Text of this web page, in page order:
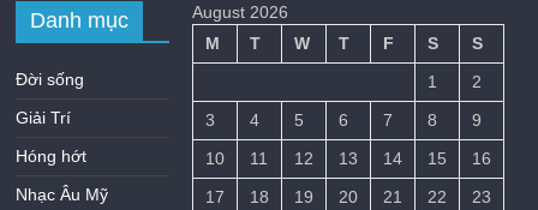
Danh mục
Đời sống
Giải Trí
Hóng hớt
Nhạc Âu Mỹ
August 2026
M
T W T F S
S
1
2
3
4 5 6 7 8
9
10
11 12 13 14 15
16
17
18 19 20 21 22
23